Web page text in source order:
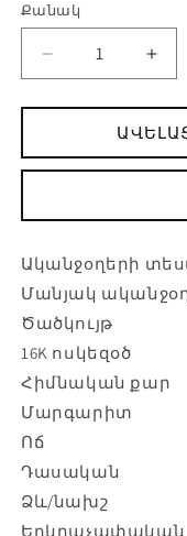
Քանակ
Քանակ
Օղեր
պողպատից՝
մարգարտով-
Ականջօղերի
Մանյակ
Ծածկույթ
16K ոսկեզօծ
Հիմնական քար
Մարգարիտ
Ոճ
Դասական
Ձև/նախշ
Երկրաչափական